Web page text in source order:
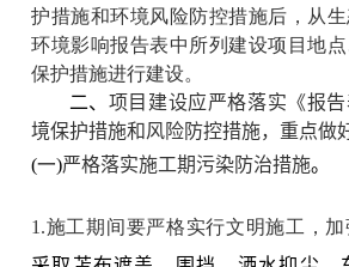
护措施和环境风险防控措施后，从
环境影响报告表中所列建设项目地
保护措施进行建设。
二、 项目建设应严格落实《报
境保护措施和风险防控措施，重点做
(一)严格落实施工期污染防治措施。
1.施工期间要严格实行文明施工，加